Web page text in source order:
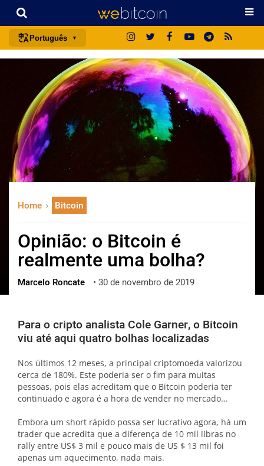
Português
português (BR)
english
español
français
italiano
deutsch
русский
العربية
ไทย
ქართული
Home Bitcoin
Opinião: o Bitcoin é
realmente uma bolha?
Marcelo Roncate • 30 de novembro de 2019
Para o cripto analista Cole Garner, o Bitcoin
viu até aqui quatro bolhas localizadas
Nos últimos 12 meses, a principal criptomoeda valorizou
cerca de 180%. Este poderia ser o fim para muitas
pessoas, pois elas acreditam que o Bitcoin poderia ter
continuado e agora é a hora de vender no mercado…
Embora um short rápido possa ser lucrativo agora, há um
trader que acredita que a diferença de 10 mil libras no
rally entre US$ 3 mil e pouco mais de US $ 13 mil foi
apenas um aquecimento, nada mais.